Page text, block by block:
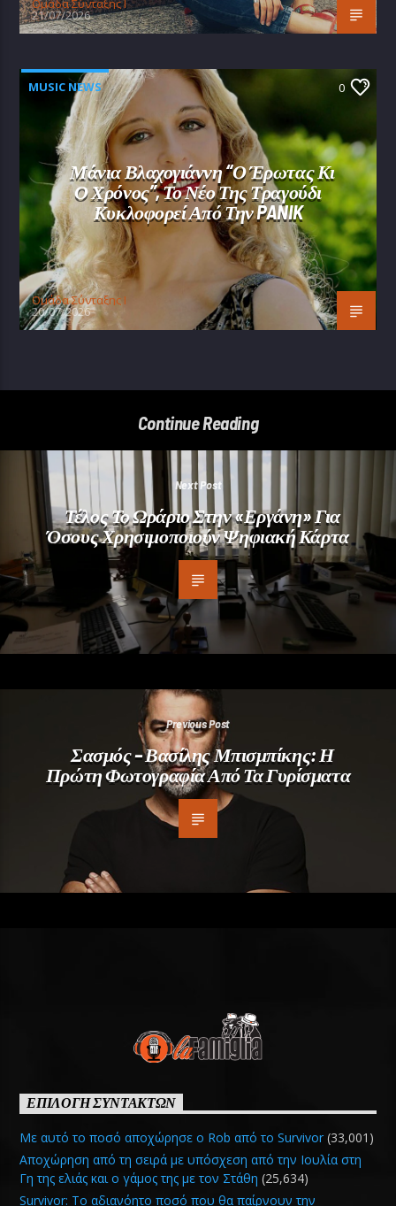
Oμάδα Σύνταξης Ι
21/07/2026
MUSIC NEWS 0
Μάνια Βλαχογιάννη “Ο Έρωτας Κι
Ο Χρόνος”, Το Νέο Της Τραγούδι
Κυκλοφορεί Από Την PANIK
Oμάδα Σύνταξης Ι
20/07/2026
Continue Reading
Next Post
Τέλος Το Ωράριο Στην «Εργάνη» Για
Όσους Χρησιμοποιούν Ψηφιακή Κάρτα
Previous Post
Σασμός – Βασίλης Μπισμπίκης: Η
Πρώτη Φωτογραφία Από Τα Γυρίσματα
ΕΠΙΛΟΓΗ ΣΥΝΤΑΚΤΩΝ
Με αυτό το ποσό αποχώρησε ο Rob από το Survivor (33,001)
Αποχώρηση από τη σειρά με υπόσχεση από την Ιουλία στη
Γη της ελιάς και ο γάμος της με τον Στάθη (25,634)
Survivor: Το αδιανόητο ποσό που θα παίρνουν την